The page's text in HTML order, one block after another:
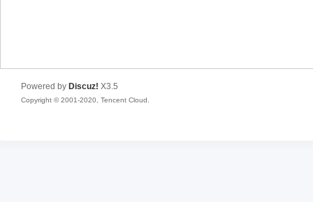
Powered by Discuz! X3.5
Copyright © 2001-2020, Tencent Cloud.